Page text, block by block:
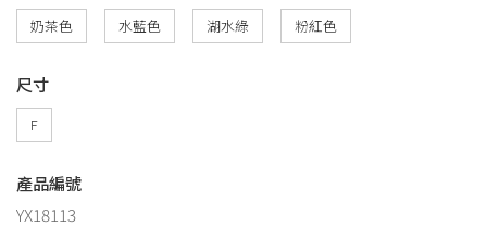
奶茶色 水藍色 湖水綠 粉紅色
尺寸
F
產品編號
YX18113